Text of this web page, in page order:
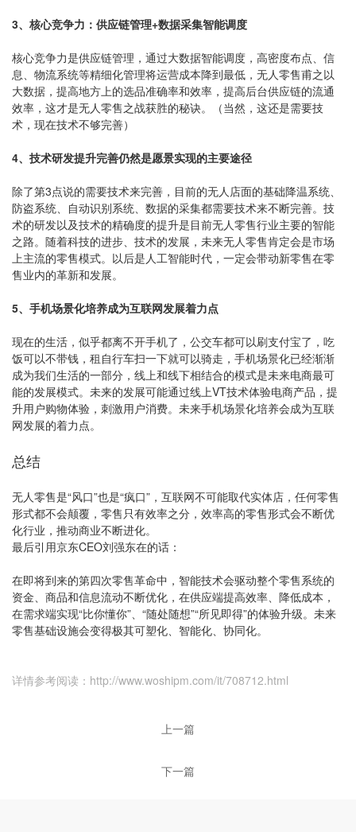
3、核心竞争力：供应链管理+数据采集智能调度
核心竞争力是供应链管理，通过大数据智能调度，高密度布点、信
息、物流系统等精细化管理将运营成本降到最低，无人零售甫之以
大数据，提高地方上的选品准确率和效率，提高后台供应链的流通
效率，这才是无人零售之战获胜的秘诀。（当然，这还是需要技
术，现在技术不够完善）
4、技术研发提升完善仍然是愿景实现的主要途径
除了第3点说的需要技术来完善，目前的无人店面的基础降温系统、
防盗系统、自动识别系统、数据的采集都需要技术来不断完善。技
术的研发以及技术的精确度的提升是目前无人零售行业主要的智能
之路。随着科技的进步、技术的发展，未来无人零售肯定会是市场
上主流的零售模式。以后是人工智能时代，一定会带动新零售在零
售业内的革新和发展。
5、手机场景化培养成为互联网发展着力点
现在的生活，似乎都离不开手机了，公交车都可以刷支付宝了，吃
饭可以不带钱，租自行车扫一下就可以骑走，手机场景化已经渐渐
成为我们生活的一部分，线上和线下相结合的模式是未来电商最可
能的发展模式。未来的发展可能通过线上VT技术体验电商产品，提
升用户购物体验，刺激用户消费。未来手机场景化培养会成为互联
网发展的着力点。
总结
无人零售是“风口”也是“疯口”，互联网不可能取代实体店，任何零售
形式都不会颠覆，零售只有效率之分，效率高的零售形式会不断优
化行业，推动商业不断进化。
最后引用京东CEO刘强东在的话：
在即将到来的第四次零售革命中，智能技术会驱动整个零售系统的
资金、商品和信息流动不断优化，在供应端提高效率、降低成本，
在需求端实现“比你懂你”、“随处随想”“所见即得”的体验升级。未来
零售基础设施会变得极其可塑化、智能化、协同化。
详情参考阅读：http://www.woshipm.com/it/708712.html
上一篇
下一篇